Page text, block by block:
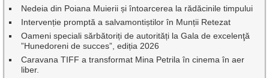
Nedeia din Poiana Muierii și întoarcerea la rădăcinile timpului
Intervenție promptă a salvamontiștilor în Munții Retezat
Oameni speciali sărbătoriți de autorități la Gala de excelenţă
”Hunedoreni de succes”, ediția 2026
Caravana TIFF a transformat Mina Petrila în cinema în aer
liber.